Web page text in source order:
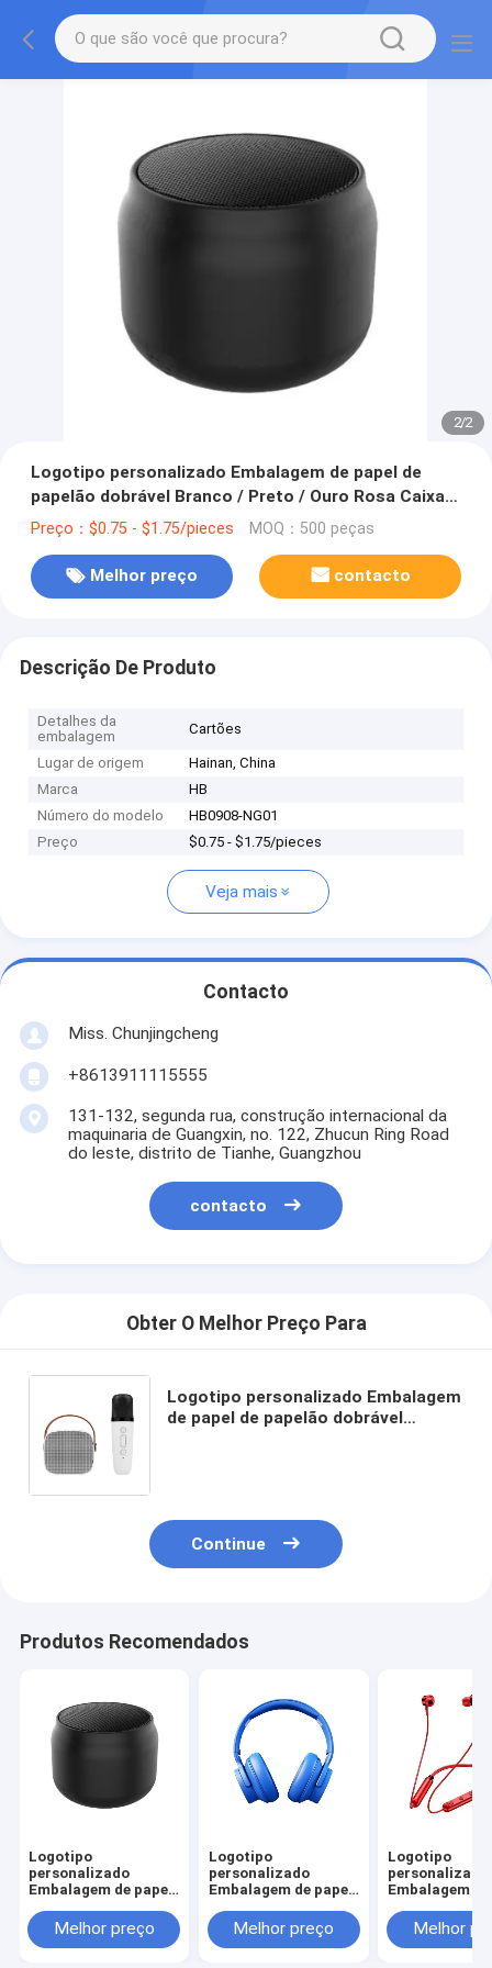
2/2
Logotipo personalizado Embalagem de papel de
papelão dobrável Branco / Preto / Ouro Rosa Caixa
de presente magnética de luxo com fecho de fita
Preço：$0.75 - $1.75/pieces MOQ：500 peças
Melhor preço contacto
Descrição De Produto
Detalhes da
embalagem
Cartões
Lugar de origem
Hainan, China
Marca
HB
Número do modelo
HB0908-NG01
Preço
$0.75 - $1.75/pieces
Veja mais
Contacto
Miss. Chunjingcheng
+8613911115555
131-132, segunda rua, construção internacional da
maquinaria de Guangxin, no. 122, Zhucun Ring Road
do leste, distrito de Tianhe, Guangzhou
contacto
Obter O Melhor Preço Para
Logotipo personalizado Embalagem
de papel de papelão dobrável
Continue
Produtos Recomendados
Logotipo
personalizado
Embalagem de papel
Branco / Preto / Ouro
Rosa Caixa de
Melhor preço
Logotipo
personalizado
Embalagem de papel
Branco / Preto / Ouro
Rosa Caixa de
Melhor preço
Logotipo
personalizado
Embalagem
Branco /
Rosa Caixa de
Melhor